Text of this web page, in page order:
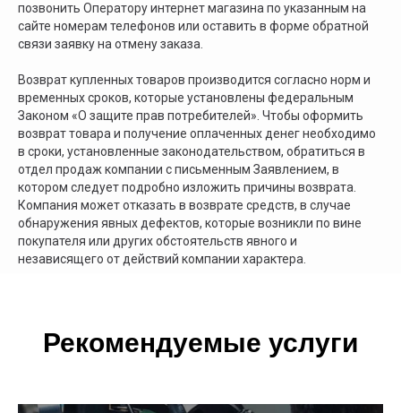
позвонить Оператору интернет магазина по указанным на
сайте номерам телефонов или оставить в форме обратной
связи заявку на отмену заказа.
Возврат купленных товаров производится согласно норм и
временных сроков, которые установлены федеральным
Законом «О защите прав потребителей». Чтобы оформить
возврат товара и получение оплаченных денег необходимо
в сроки, установленные законодательством, обратиться в
отдел продаж компании с письменным Заявлением, в
котором следует подробно изложить причины возврата.
Компания может отказать в возврате средств, в случае
обнаружения явных дефектов, которые возникли по вине
покупателя или других обстоятельств явного и
независящего от действий компании характера.
Рекомендуемые услуги